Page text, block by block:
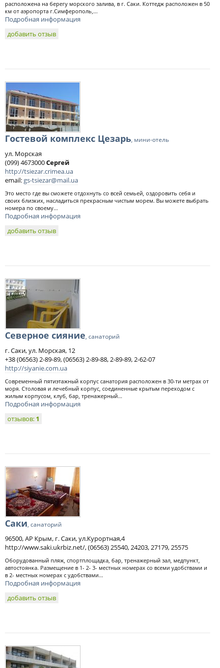
расположена на берегу морского залива, в г. Саки. Коттедж расположен в 50
км от аэропорта г.Симферополь,...
Подробная информация
добавить отзыв
Гостевой комплекс Цезарь, мини-отель
ул. Морская
(099) 4673000Сергей
http://tsiezar.crimea.ua
email: gs-tsiezar@mail.ua
Это место где вы сможете отдохнуть со всей семьей, оздоровить себя и
своих близких, насладиться прекрасным чистым морем. Вы можете выбрать
номера по своему...
Подробная информация
добавить отзыв
Северное сияние, санаторий
г. Саки, ул. Морская, 12
+38 (06563) 2-89-89, (06563) 2-89-88, 2-89-89, 2-62-07
http://siyanie.com.ua
Современный пятиэтажный корпус санатория расположен в 30-ти метрах от
моря. Столовая и лечебный корпус, соединенные крытым переходом с
жилым корпусом, клуб, бар, тренажерный...
Подробная информация
отзывов: 1
Саки, санаторий
96500, АР Крым, г. Саки, ул.Курортная,4
http://www.saki.ukrbiz.net/, (06563) 25540, 24203, 27179, 25575
Оборудованный пляж, спортплощадка, бар, тренажерный зал, медпункт,
автостоянка. Размещение в 1- 2- 3- местных номерах со всеми удобствами и
в 2- местных номерах с удобствами...
Подробная информация
добавить отзыв